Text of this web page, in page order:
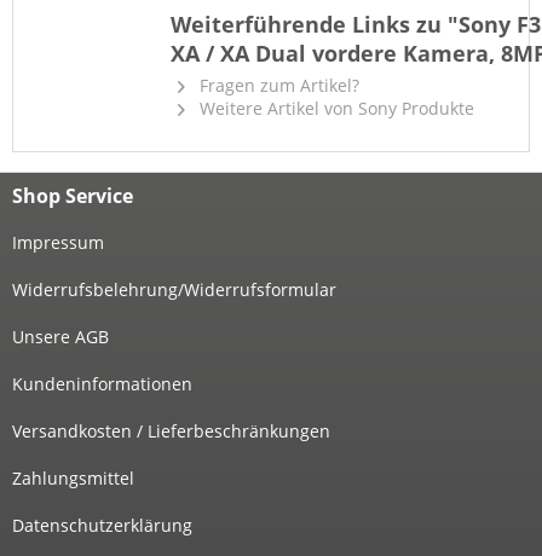
Weiterführende Links zu "Sony
XA / XA Dual vordere Kamera,
Fragen zum Artikel?
Weitere Artikel von Sony Produkte
Shop Service
Impressum
Widerrufsbelehrung/Widerrufsformular
Unsere AGB
Kundeninformationen
Versandkosten / Lieferbeschränkungen
Zahlungsmittel
Datenschutzerklärung